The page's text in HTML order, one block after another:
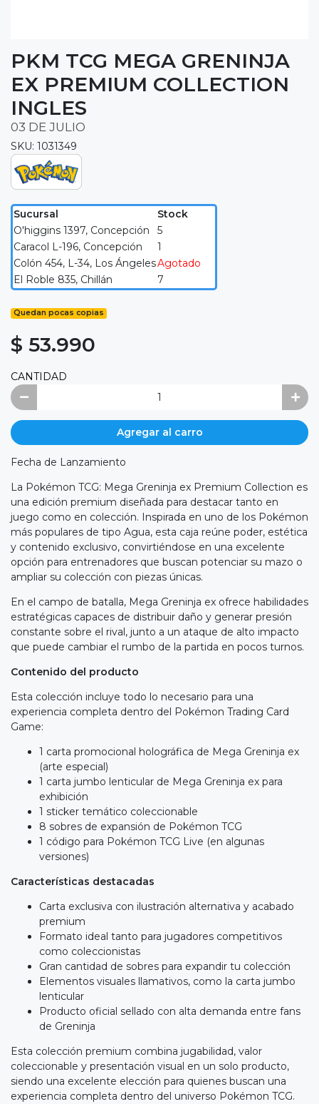
PKM TCG MEGA GRENINJA
EX PREMIUM COLLECTION
INGLES
03 DE JULIO
SKU: 1031349
Sucursal
Stock
O'higgins 1397, Concepción
5
Caracol L-196, Concepción
1
Colón 454, L-34, Los ÁngelesAgotado
El Roble 835, Chillán
7
Quedan pocas copias
$ 53.990
CANTIDAD
Agregar al carro
Fecha de Lanzamiento
La Pokémon TCG: Mega Greninja ex Premium Collection es
una edición premium diseñada para destacar tanto en
juego como en colección. Inspirada en uno de los Pokémon
más populares de tipo Agua, esta caja reúne poder, estética
y contenido exclusivo, convirtiéndose en una excelente
opción para entrenadores que buscan potenciar su mazo o
ampliar su colección con piezas únicas.
En el campo de batalla, Mega Greninja ex ofrece habilidades
estratégicas capaces de distribuir daño y generar presión
constante sobre el rival, junto a un ataque de alto impacto
que puede cambiar el rumbo de la partida en pocos turnos.
Contenido del producto
Esta colección incluye todo lo necesario para una
experiencia completa dentro del Pokémon Trading Card
Game:
1 carta promocional holográfica de Mega Greninja ex
(arte especial)
1 carta jumbo lenticular de Mega Greninja ex para
exhibición
1 sticker temático coleccionable
8 sobres de expansión de Pokémon TCG
1 código para Pokémon TCG Live (en algunas
versiones)
Características destacadas
Carta exclusiva con ilustración alternativa y acabado
premium
Formato ideal tanto para jugadores competitivos
como coleccionistas
Gran cantidad de sobres para expandir tu colección
Elementos visuales llamativos, como la carta jumbo
lenticular
Producto oficial sellado con alta demanda entre fans
de Greninja
Esta colección premium combina jugabilidad, valor
coleccionable y presentación visual en un solo producto,
siendo una excelente elección para quienes buscan una
experiencia completa dentro del universo Pokémon TCG.